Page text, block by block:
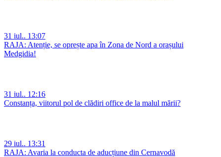
31 iul.. 13:07
RAJA: Atenție, se oprește apa în Zona de Nord a orașului
Medgidia!
31 iul.. 12:16
Constanța, viitorul pol de clădiri office de la malul mării?
29 iul.. 13:31
RAJA: Avaria la conducta de aducțiune din Cernavodă